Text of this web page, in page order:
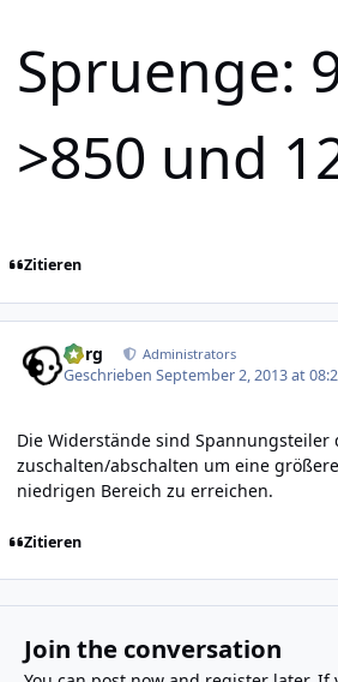
Spruenge:
>850 und
Zitieren
borg Administrators
GeschriebenSeptember 2, 2013 at
Die Widerstände sind
zuschalten/abschalten um eine
niedrigen Bereich zu erreichen.
Zitieren
Join the conversation